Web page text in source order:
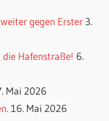
gegen Erster 3.
die Hafenstraße! 6.
Mai 2026
16. Mai 2026